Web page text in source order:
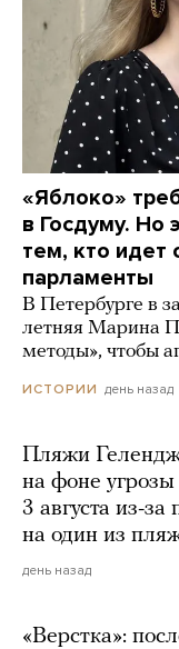
«Яблоко»
в Госдуму. Но
тем, кто идет
парламенты
В Петербурге в
летняя Марина
методы», чтобы
ИСТОРИИ день назад
Пляжи
на фоне угрозы
3 августа из-
на один из
день назад
«Верстка»: